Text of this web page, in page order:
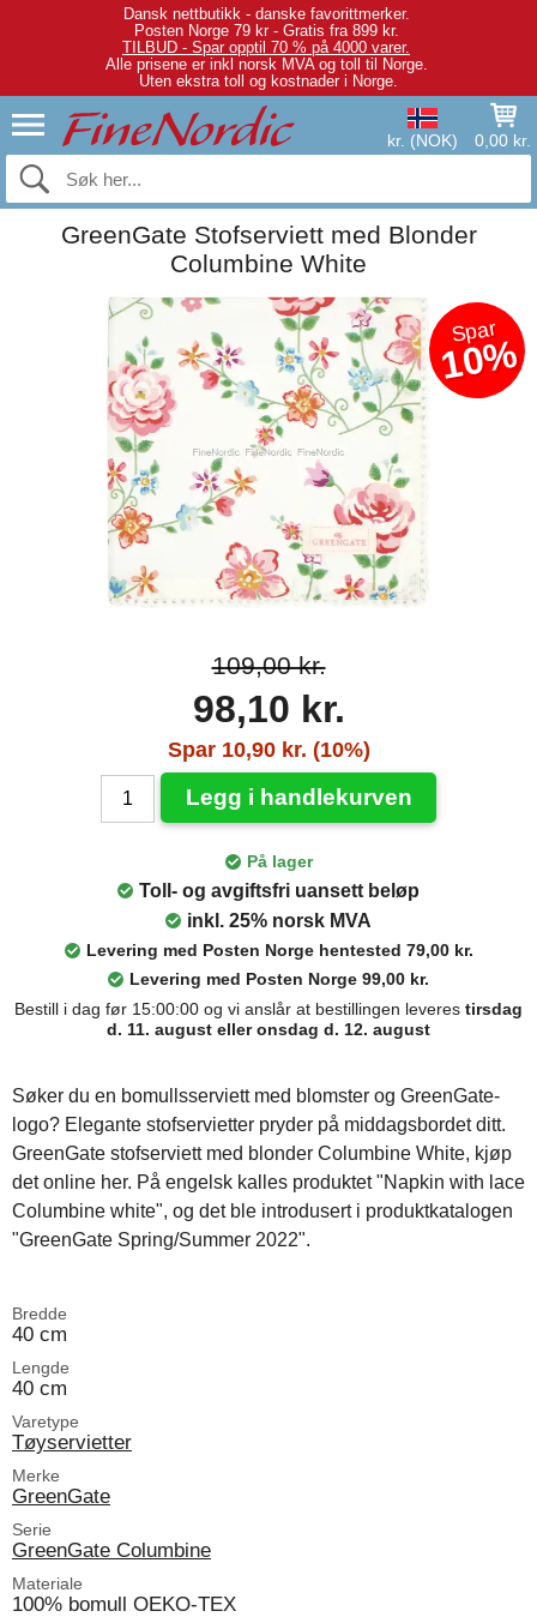
Dansk nettbutikk - danske favorittmerker.
Posten Norge 79 kr - Gratis fra 899 kr.
TILBUD - Spar opptil 70 % på 4000 varer.
Alle prisene er inkl norsk MVA og toll til Norge.
Uten ekstra toll og kostnader i Norge.
kr. (NOK) 0,00 kr.
GreenGate Stofserviett med Blonder
Columbine White
Spar
10%
109,00 kr.
98,10 kr.
Spar 10,90 kr. (10%)
Legg i handlekurven
På lager
Toll- og avgiftsfri uansett beløp
inkl. 25% norsk MVA
Levering med Posten Norge hentested 79,00 kr.
Levering med Posten Norge 99,00 kr.
Bestill i dag før 15:00:00 og vi anslår at bestillingen leveres tirsdag
d. 11. august eller onsdag d. 12. august
Søker du en bomullsserviett med blomster og GreenGate-
logo? Elegante stofservietter pryder på middagsbordet ditt.
GreenGate stofserviett med blonder Columbine White, kjøp
det online her. På engelsk kalles produktet "Napkin with lace
Columbine white", og det ble introdusert i produktkatalogen
"GreenGate Spring/Summer 2022".
Bredde
40 cm
Lengde
40 cm
Varetype
Tøyservietter
Merke
GreenGate
Serie
GreenGate Columbine
Materiale
100% bomull OEKO-TEX